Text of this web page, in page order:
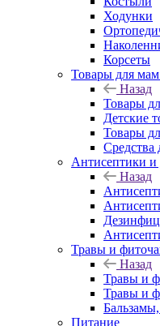
Ходунки
Корсеты
Товары для мам
Назад
Товары
Детские
Товары
Средства
Антисептики и
Назад
Травы и
Назад
Травы и
Травы и
Питание